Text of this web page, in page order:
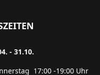
- 31.10.
17:00 -19:00 Uhr